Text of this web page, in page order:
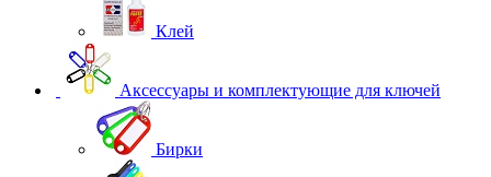
Клей
Аксессуары и комплектующие для ключей
Бирки